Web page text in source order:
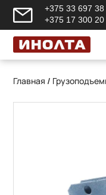
+375 33 697 38
+375 17 300 20
Главная /